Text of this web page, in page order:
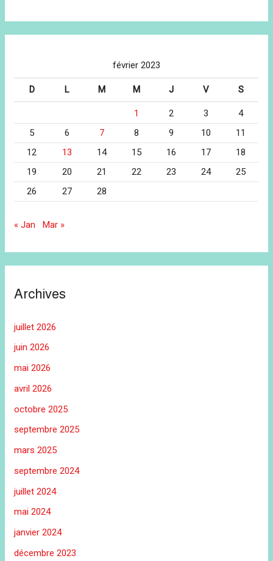
février 2023
D L M M J V S
1 2 3
4
5
6 7 8 9 10
11
12
13 14 15 16 17
18
19
20 21 22 23 24
25
26
27 28
« Jan Mar »
Archives
juillet 2026
juin 2026
mai 2026
avril 2026
octobre 2025
septembre 2025
mars 2025
septembre 2024
juillet 2024
mai 2024
janvier 2024
décembre 2023